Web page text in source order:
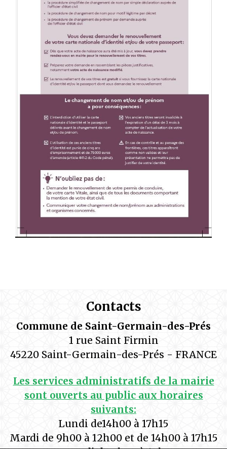
Contacts
Commune de Saint-Germain-des-Prés
1 rue Saint Firmin
45220 Saint-Germain-des-Prés - FRANCE
Les services administratifs de la mairie
sont ouverts au public aux horaires
suivants:
Lundi de14h00 à 17h15
Mardi de 9h00 à 12h00 et de 14h00 à 17h15